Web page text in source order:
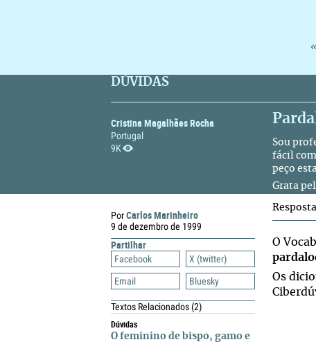
DÚVIDAS
Cristina Magalhães Rocha
Portugal
9K
Sou
fácil
peço
Grata
PorCarlos Marinheiro
9 de dezembro de 1999
Partilhar
Facebook
X (twitter)
Email
Bluesky
Textos Relacionados(2)
Dúvidas
O feminino de bispo, gamo e
Resposta
O
Os